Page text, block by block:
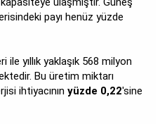
payı henüz yüzde
ile yıllık yaklaşık 568 milyon
Bu üretim miktarı
ihtiyacınınyüzde 0,22'sine